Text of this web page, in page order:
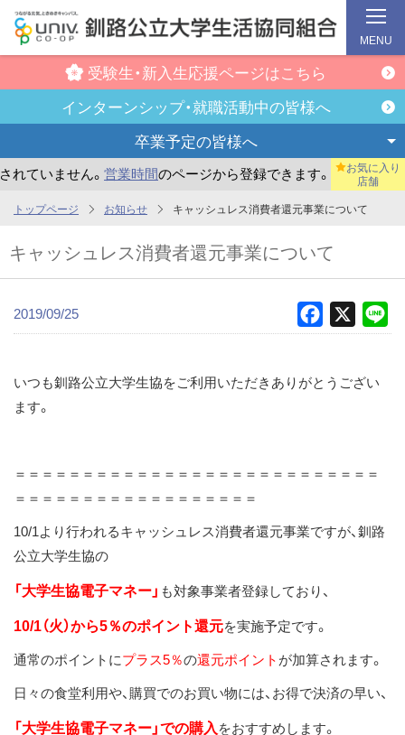
ン
コ
受験生・新入生応援ページはこちら
インターンシップ・就職活動中の皆様へ
卒業予定の皆様へ
いません。営業時間のページから登録できます。 まだお気
お気に入り
店舗
MENU
トップページ お知らせ キャッシュレス消費者還元事業について
キャッシュレス消費者還元事業について
2019/09/25 Facebook
いつも釧路公立大学生協をご利用いただきありがとうござい
ます。
＝＝＝＝＝＝＝＝＝＝＝＝＝＝＝＝＝＝＝＝＝＝＝＝＝＝＝
＝＝＝＝＝＝＝＝＝＝＝＝＝＝＝＝＝＝
10/1より行われるキャッシュレス消費者還元事業ですが、釧路
公立大学生協の
「大学生協電子マネー」 も対象事業者登録しており、
10/1（火）から5％のポイント還元を実施予定です。
通常のポイントにプラス5％の還元ポイントが加算されます。
日々の食堂利用や、購買でのお買い物には、お得で決済の早い、
「大学生協電子マネー」での購入をおすすめします。